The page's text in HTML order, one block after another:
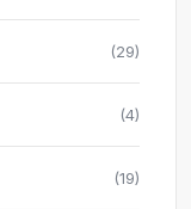
(29)
(4)
(19)